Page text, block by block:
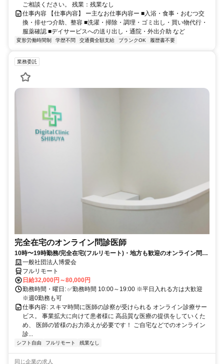
ご相談ください。 残業：残業なし
仕事内容 【仕事内容】 ー主なお仕事内容ー ■入浴・食事・おむつ交
換・排せつ介助、整容 ■洗濯・掃除・調理・ゴミ出し・買い物代行・
服薬確認 ■デイサービスへの送り出し・通院・外出介助 など
変形労働時間制 学歴不問 交通費全額支給 ブランクOK 履歴書不要
業務委託
完全在宅のオンライン問診医師
10時〜19時勤務/完全在宅(フルリモート)・地方も歓迎のオンライン問診
業務一般社団法人博愛会
フルリモート
日給32,000円～80,000円
勤務時間・曜日: ✅勤務時間 10:00～19:00 ※平日入れる方は大歓迎
※週0勤務も可
仕事内容: スキマ時間に医師の診察が受けられる オンライン診療サー
ビス。 事業拡大に向けて患者様に 高品質な医療の提供をしていくた
め、 医師の皆様のお力添えが必要です！ ご自宅などでのオンライン
診...
シフト自由 フルリモート 残業なし
同じ企業の求人